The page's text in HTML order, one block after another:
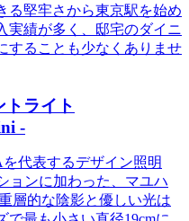
る堅牢さから東京駅を始め
実績が多く、邸宅のダイニ
することも少なくありませ
トライト
-
代表するデザイン照明
ョンに加わった、マユハ
層的な陰影と優しい光は